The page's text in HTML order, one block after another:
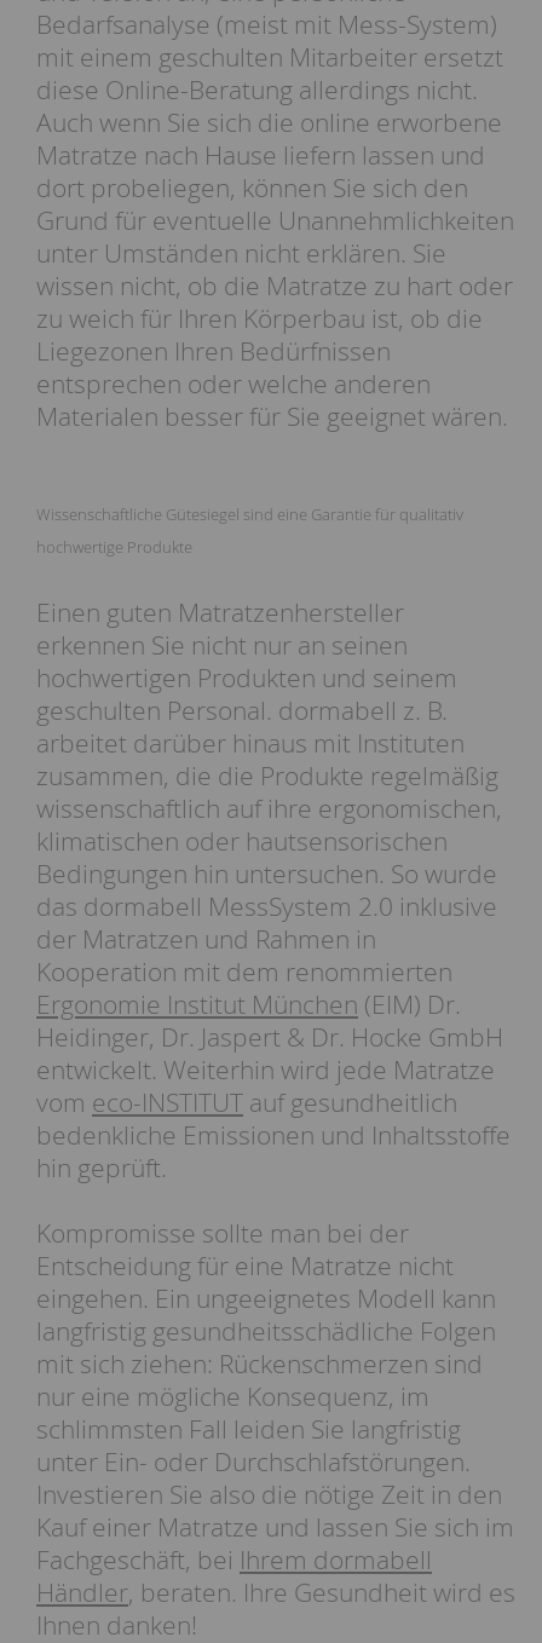
Bedarfsanalyse (meist mit Mess-System)
mit einem geschulten Mitarbeiter ersetzt
diese Online-Beratung allerdings nicht.
Auch wenn Sie sich die online erworbene
Matratze nach Hause liefern lassen und
dort probeliegen, können Sie sich den
Grund für eventuelle Unannehmlichkeiten
unter Umständen nicht erklären. Sie
wissen nicht, ob die Matratze zu hart oder
zu weich für Ihren Körperbau ist, ob die
Liegezonen Ihren Bedürfnissen
entsprechen oder welche anderen
Materialen besser für Sie geeignet wären.
Wissenschaftliche Gütesiegel sind eine Garantie für qualitativ
hochwertige Produkte
Einen guten Matratzenhersteller
erkennen Sie nicht nur an seinen
hochwertigen Produkten und seinem
geschulten Personal. dormabell z. B.
arbeitet darüber hinaus mit Instituten
zusammen, die die Produkte regelmäßig
wissenschaftlich auf ihre ergonomischen,
klimatischen oder hautsensorischen
Bedingungen hin untersuchen. So wurde
das dormabell MessSystem 2.0 inklusive
der Matratzen und Rahmen in
Kooperation mit dem renommierten
Ergonomie Institut München (EIM) Dr.
Heidinger, Dr. Jaspert & Dr. Hocke GmbH
entwickelt. Weiterhin wird jede Matratze
vom eco-INSTITUT auf gesundheitlich
bedenkliche Emissionen und Inhaltsstoffe
hin geprüft.
Kompromisse sollte man bei der
Entscheidung für eine Matratze nicht
eingehen. Ein ungeeignetes Modell kann
langfristig gesundheitsschädliche Folgen
mit sich ziehen: Rückenschmerzen sind
nur eine mögliche Konsequenz, im
schlimmsten Fall leiden Sie langfristig
unter Ein- oder Durchschlafstörungen.
Investieren Sie also die nötige Zeit in den
Kauf einer Matratze und lassen Sie sich im
Fachgeschäft, bei Ihrem dormabell
Händler, beraten. Ihre Gesundheit wird es
Ihnen danken!